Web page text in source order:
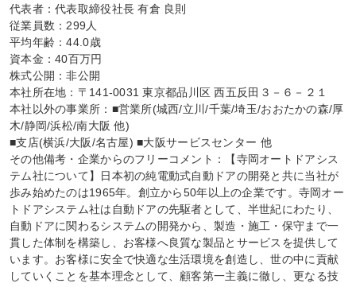
代表者：代表取締役社長 有倉 良則
従業員数：299人
平均年齢：44.0歳
資本金：40百万円
株式公開：非公開
本社所在地：〒141-0031 東京都品川区 西五反田３－６－２１
本社以外の事業所：■営業所(城西/立川/千葉/埼玉/おおたかの森/厚
木/静岡/浜松/南大阪 他)
■支店(横浜/大阪/名古屋) ■大阪サービスセンター 他
その他備考・企業からのフリーコメント：【寺岡オートドアシス
テム社について】日本初の純電動式自動ドアの開発と共に当社が
歩み始めたのは1965年。創立から50年以上の企業です。寺岡オー
トドアシステム社は自動ドアの先駆者として、半世紀にわたり、
自動ドアに関わるシステムの開発から、製造・施工・保守まで一
貫した体制を構築し、お客様へ良質な製品とサービスを提供して
います。お客様に安全で快適な生活環境を創造し、世の中に貢献
していくことを基本理念として、顧客第一主義に徹し、更なる技